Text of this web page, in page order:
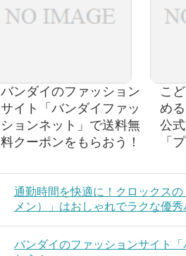
バンダイのファッション
サイト「バンダイファッ
ションネット」で送料無
料クーポンをもらおう！
こ
め
公
「
通勤時間を快適に！クロックス
メン）」はおしゃれでラクな優
バンダイのファッションサイト